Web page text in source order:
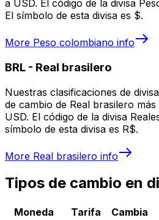
a USD. El código de la divisa
El símbolo de esta divisa es $.
More Peso colombiano info
BRL - Real brasilero
Nuestras clasificaciones de
de cambio de Real brasilero
USD. El código de la divisa
símbolo de esta divisa es R$.
More Real brasilero info
Tipos de cambio en
Moneda Tarifa
Cambia